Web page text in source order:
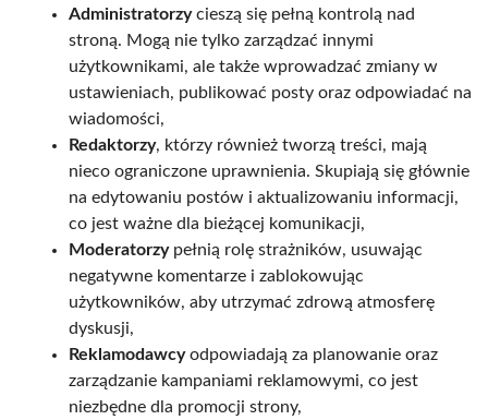
Administratorzycieszą się pełną kontrolą nad
stroną. Mogą nie tylko zarządzać innymi
użytkownikami, ale także wprowadzać zmiany w
ustawieniach, publikować posty oraz odpowiadać na
wiadomości,
Redaktorzy, którzy również tworzą treści, mają
nieco ograniczone uprawnienia. Skupiają się głównie
na edytowaniu postów i aktualizowaniu informacji,
co jest ważne dla bieżącej komunikacji,
Moderatorzypełnią rolę strażników, usuwając
negatywne komentarze i zablokowując
użytkowników, aby utrzymać zdrową atmosferę
dyskusji,
Reklamodawcyodpowiadają za planowanie oraz
zarządzanie kampaniami reklamowymi, co jest
niezbędne dla promocji strony,